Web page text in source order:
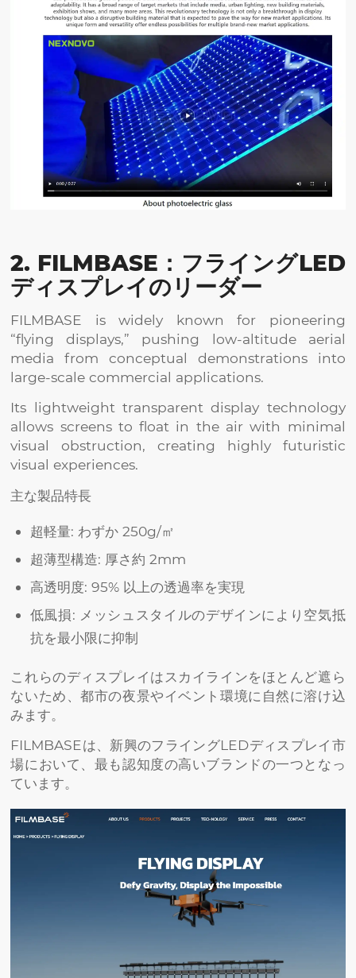
2. FILMBASE：フライングLED
ディスプレイのリーダー
FILMBASE is widely known for pioneering
“flying displays,” pushing low-altitude aerial
media from conceptual demonstrations into
large-scale commercial applications.
Its lightweight transparent display technology
allows screens to float in the air with minimal
visual obstruction, creating highly futuristic
visual experiences.
主な製品特長
超軽量: わずか 250g/㎡
超薄型構造: 厚さ約 2mm
高透明度: 95% 以上の透過率を実現
低風損: メッシュスタイルのデザインにより空気抵
抗を最小限に抑制
これらのディスプレイはスカイラインをほとんど遮ら
ないため、都市の夜景やイベント環境に自然に溶け込
みます。
FILMBASEは、新興のフライングLEDディスプレイ市
場において、最も認知度の高いブランドの一つとなっ
ています。